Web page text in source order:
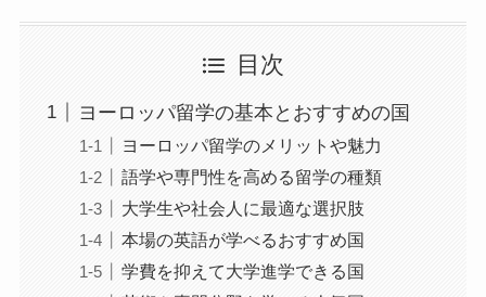
目次
ヨーロッパ留学の基本とおすすめの国
ヨーロッパ留学のメリットや魅力
語学や専門性を高める留学の種類
大学生や社会人に最適な選択肢
本場の英語が学べるおすすめ国
学費を抑えて大学進学できる国